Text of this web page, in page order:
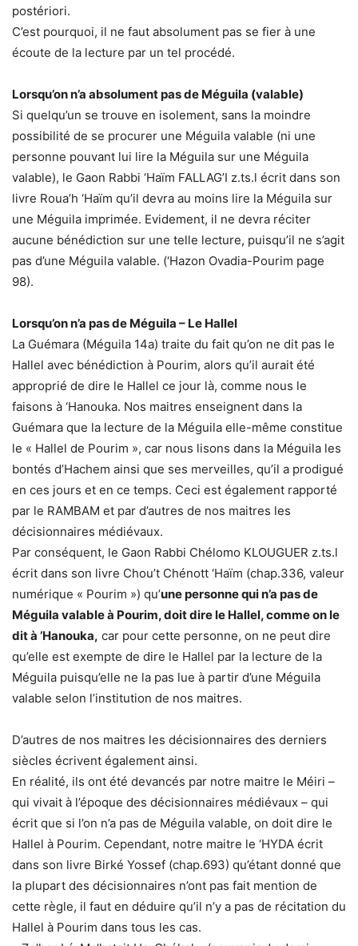
postériori.
C’est pourquoi, il ne faut absolument pas se fier à une
écoute de la lecture par un tel procédé.
Lorsqu’on n’a absolument pas de Méguila (valable)
Si quelqu’un se trouve en isolement, sans la moindre
possibilité de se procurer une Méguila valable (ni une
personne pouvant lui lire la Méguila sur une Méguila
valable), le Gaon Rabbi ‘Haïm FALLAG’I z.ts.l écrit dans son
livre Roua’h ‘Haïm qu’il devra au moins lire la Méguila sur
une Méguila imprimée. Evidement, il ne devra réciter
aucune bénédiction sur une telle lecture, puisqu’il ne s’agit
pas d’une Méguila valable. (‘Hazon Ovadia-Pourim page
98).
Lorsqu’on n’a pas de Méguila – Le Hallel
La Guémara (Méguila 14a) traite du fait qu’on ne dit pas le
Hallel avec bénédiction à Pourim, alors qu’il aurait été
approprié de dire le Hallel ce jour là, comme nous le
faisons à ‘Hanouka. Nos maitres enseignent dans la
Guémara que la lecture de la Méguila elle-même constitue
le « Hallel de Pourim », car nous lisons dans la Méguila les
bontés d’Hachem ainsi que ses merveilles, qu’il a prodigué
en ces jours et en ce temps. Ceci est également rapporté
par le RAMBAM et par d’autres de nos maitres les
décisionnaires médiévaux.
Par conséquent, le Gaon Rabbi Chélomo KLOUGUER z.ts.l
écrit dans son livre Chou’t Chénott ‘Haïm (chap.336, valeur
numérique « Pourim ») qu’une personne qui n’a pas de
Méguila valable à Pourim, doit dire le Hallel, comme on le
dit à ’Hanouka, car pour cette personne, on ne peut dire
qu’elle est exempte de dire le Hallel par la lecture de la
Méguila puisqu’elle ne la pas lue à partir d’une Méguila
valable selon l’institution de nos maitres.
D’autres de nos maitres les décisionnaires des derniers
siècles écrivent également ainsi.
En réalité, ils ont été devancés par notre maitre le Méiri –
qui vivait à l’époque des décisionnaires médiévaux – qui
écrit que si l’on n’a pas de Méguila valable, on doit dire le
Hallel à Pourim. Cependant, notre maitre le ‘HYDA écrit
dans son livre Birké Yossef (chap.693) qu’étant donné que
la plupart des décisionnaires n’ont pas fait mention de
cette règle, il faut en déduire qu’il n’y a pas de récitation du
Hallel à Pourim dans tous les cas.